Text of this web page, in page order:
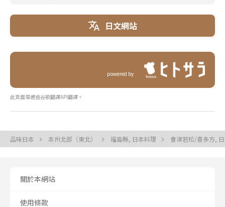
日文網站
powered by
此頁面是通過谷歌翻譯API翻譯。
品味日本 本州北部（東北） 福島縣, 日本料理 會津若松/喜多方,
關於本網站
使用條款